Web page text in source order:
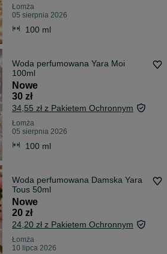
Łomża
05 sierpnia 2026
100 ml
Woda perfumowana Yara Moi
100ml
Nowe
30 zł
34,55 zł z Pakietem Ochronnym
Łomża
05 sierpnia 2026
100 ml
Woda perfumowana Damska Yara
Tous 50ml
Nowe
20 zł
24,20 zł z Pakietem Ochronnym
Łomża
10 lipca 2026